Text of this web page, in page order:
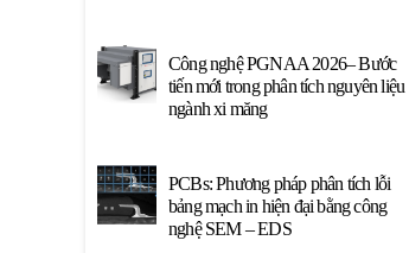
Công nghệ PGNAA 2026– Bước
tiến mới trong phân tích nguyên liệu
ngành xi măng
PCBs: Phương pháp phân tích lỗi
bảng mạch in hiện đại bằng công
nghệ SEM – EDS